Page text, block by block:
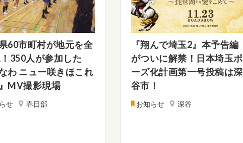
60市町村が地元を全
350人が参加した
わ ニュー咲きほこれ
MV撮影現場
せ 春日部
『翔んで埼玉2』本予告編
がついに解禁！日本埼玉ポ
ーズ化計画第一号投稿は深
谷市！
お知らせ 深谷